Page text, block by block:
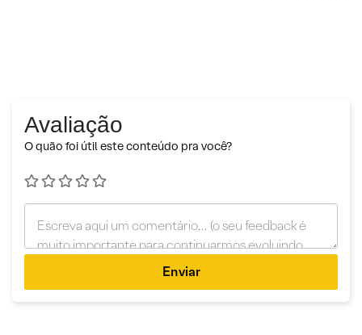
Avaliação
O quão foi útil este conteúdo pra você?
Enviar